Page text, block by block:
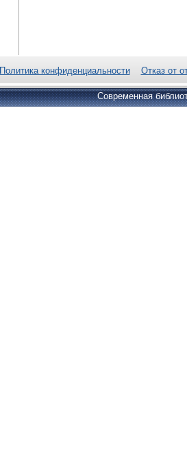
Политика конфиденциальности Отказ от
Современная